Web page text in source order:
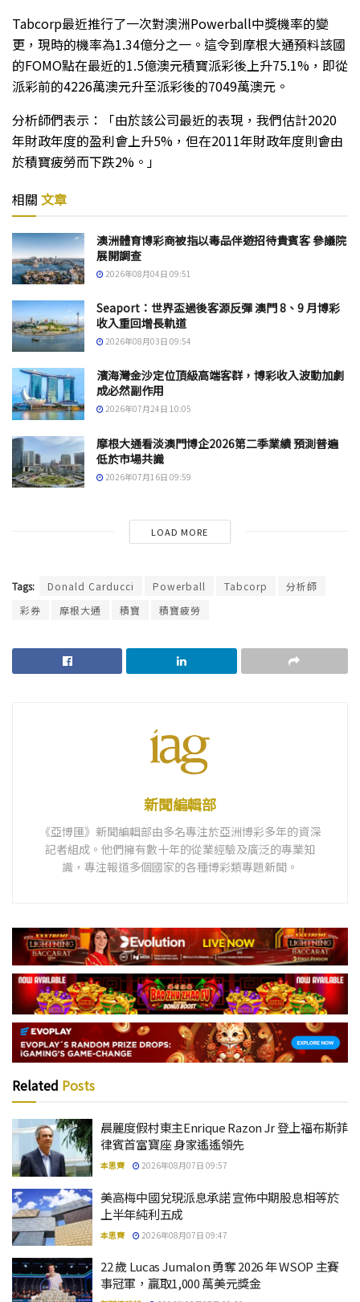
Tabcorp最近推行了一次對澳洲Powerball中獎機率的變
更，現時的機率為1.34億分之一。這令到摩根大通預料該國
的FOMO點在最近的1.5億澳元積寶派彩後上升75.1%，即從
派彩前的4226萬澳元升至派彩後的7049萬澳元。
分析師們表示：「由於該公司最近的表現，我們估計2020
年財政年度的盈利會上升5%，但在2011年財政年度則會由
於積寶疲勞而下跌2%。」
相關 文章
澳洲體育博彩商被指以毒品伴遊招待貴賓客 參議院
展開調查
2026年08月04日 09:51
Seaport：世界盃過後客源反彈 澳門 8、9 月博彩
收入重回增長軌道
2026年08月03日 09:54
濱海灣金沙定位頂級高端客群，博彩收入波動加劇
成必然副作用
2026年07月24日 10:05
摩根大通看淡澳門博企2026第二季業績 預測普遍
低於市場共識
2026年07月16日 09:59
LOAD MORE
Tags: Donald Carducci Powerball Tabcorp
分析師
彩券
摩根大通 積寶 積寶疲勞
新聞編輯部
《亞博匯》新聞編輯部由多名專注於亞洲博彩多年的資深
記者組成。他們擁有數十年的從業經驗及廣泛的專業知
識，專注報道多個國家的各種博彩類專題新聞。
Related Posts
晨麗度假村東主Enrique Razon Jr 登上福布斯菲
律賓首富寶座 身家遙遙領先
本思齊 2026年08月07日 09:57
美高梅中國兌現派息承諾 宣佈中期股息相等於
上半年純利五成
本思齊 2026年08月07日 09:47
22 歲 Lucas Jumalon 勇奪 2026 年 WSOP 主賽
事冠軍，贏取1,000 萬美元獎金